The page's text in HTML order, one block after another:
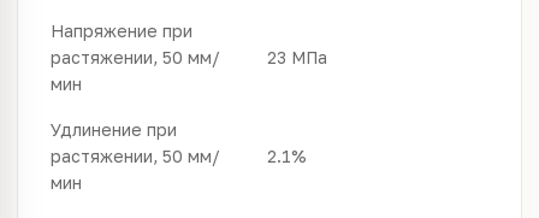
Напряжение при
растяжении, 50 мм/
мин
23 МПа
Удлинение при
растяжении, 50 мм/
мин
2.1%